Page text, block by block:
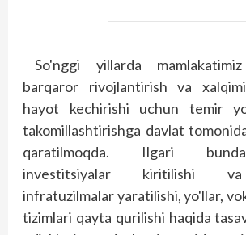
So'nggi yillarda
barqaror rivojlantirish va
hayot kechirishi uchun temir
takomillashtirishga davlat
qaratilmoqda. Ilgari
investitsiyalar kiritilishi va
infratuzilmalar yaratilishi, yo'llar,
tizimlari qayta qurilishi haqida